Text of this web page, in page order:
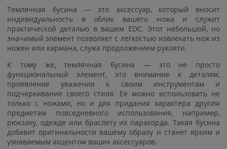
Темлячная бусина — это аксессуар, который вносит
индивидуальность в облик вашего ножа и служит
практической деталью в вашем EDC. Этот небольшой, но
значимый элемент позволяет с легкостью извлекать нож из
ножен или кармана, служа продолжением рукояти.
К тому же, темлячная бусина — это не просто
функциональный элемент, это внимание к деталям,
проявление уважения к своим инструментам и
подчеркивание своего стиля. Её можно использовать не
только с ножами, но и для придания характера другим
предметам повседневного использования, например,
рюкзаку, одежде или браслету из паракорда. Такая бусина
добавит оригинальности вашему образу и станет ярким и
узнаваемым акцентом ваших аксессуаров.